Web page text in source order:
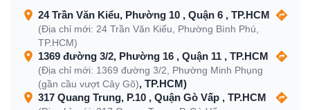
24 Trần Văn Kiểu, Phường 10 , Quận 6 , TP.HCM
(Địa chỉ mới: 24 Trần Văn Kiểu, Phường Bình Phú,
TP.HCM)
1369 đường 3/2, Phường 16 , Quận 11 , TP.HCM
(Địa chỉ mới: 1369 đường 3/2, Phường Minh Phụng
(gần cầu vượt Cây Gõ), TP.HCM)
317 Quang Trung, P.10 , Quận Gò Vấp , TP.HCM